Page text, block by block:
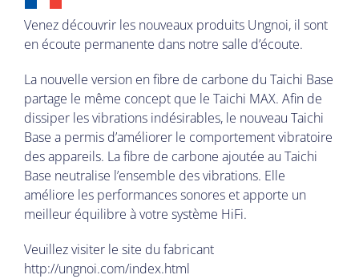
Venez découvrir les nouveaux produits Ungnoi, il sont
en écoute permanente dans notre salle d’écoute.
La nouvelle version en fibre de carbone du Taichi Base
partage le même concept que le Taichi MAX. Afin de
dissiper les vibrations indésirables, le nouveau Taichi
Base a permis d’améliorer le comportement vibratoire
des appareils. La fibre de carbone ajoutée au Taichi
Base neutralise l’ensemble des vibrations. Elle
améliore les performances sonores et apporte un
meilleur équilibre à votre système HiFi.
Veuillez visiter le site du fabricant
http://ungnoi.com/index.html